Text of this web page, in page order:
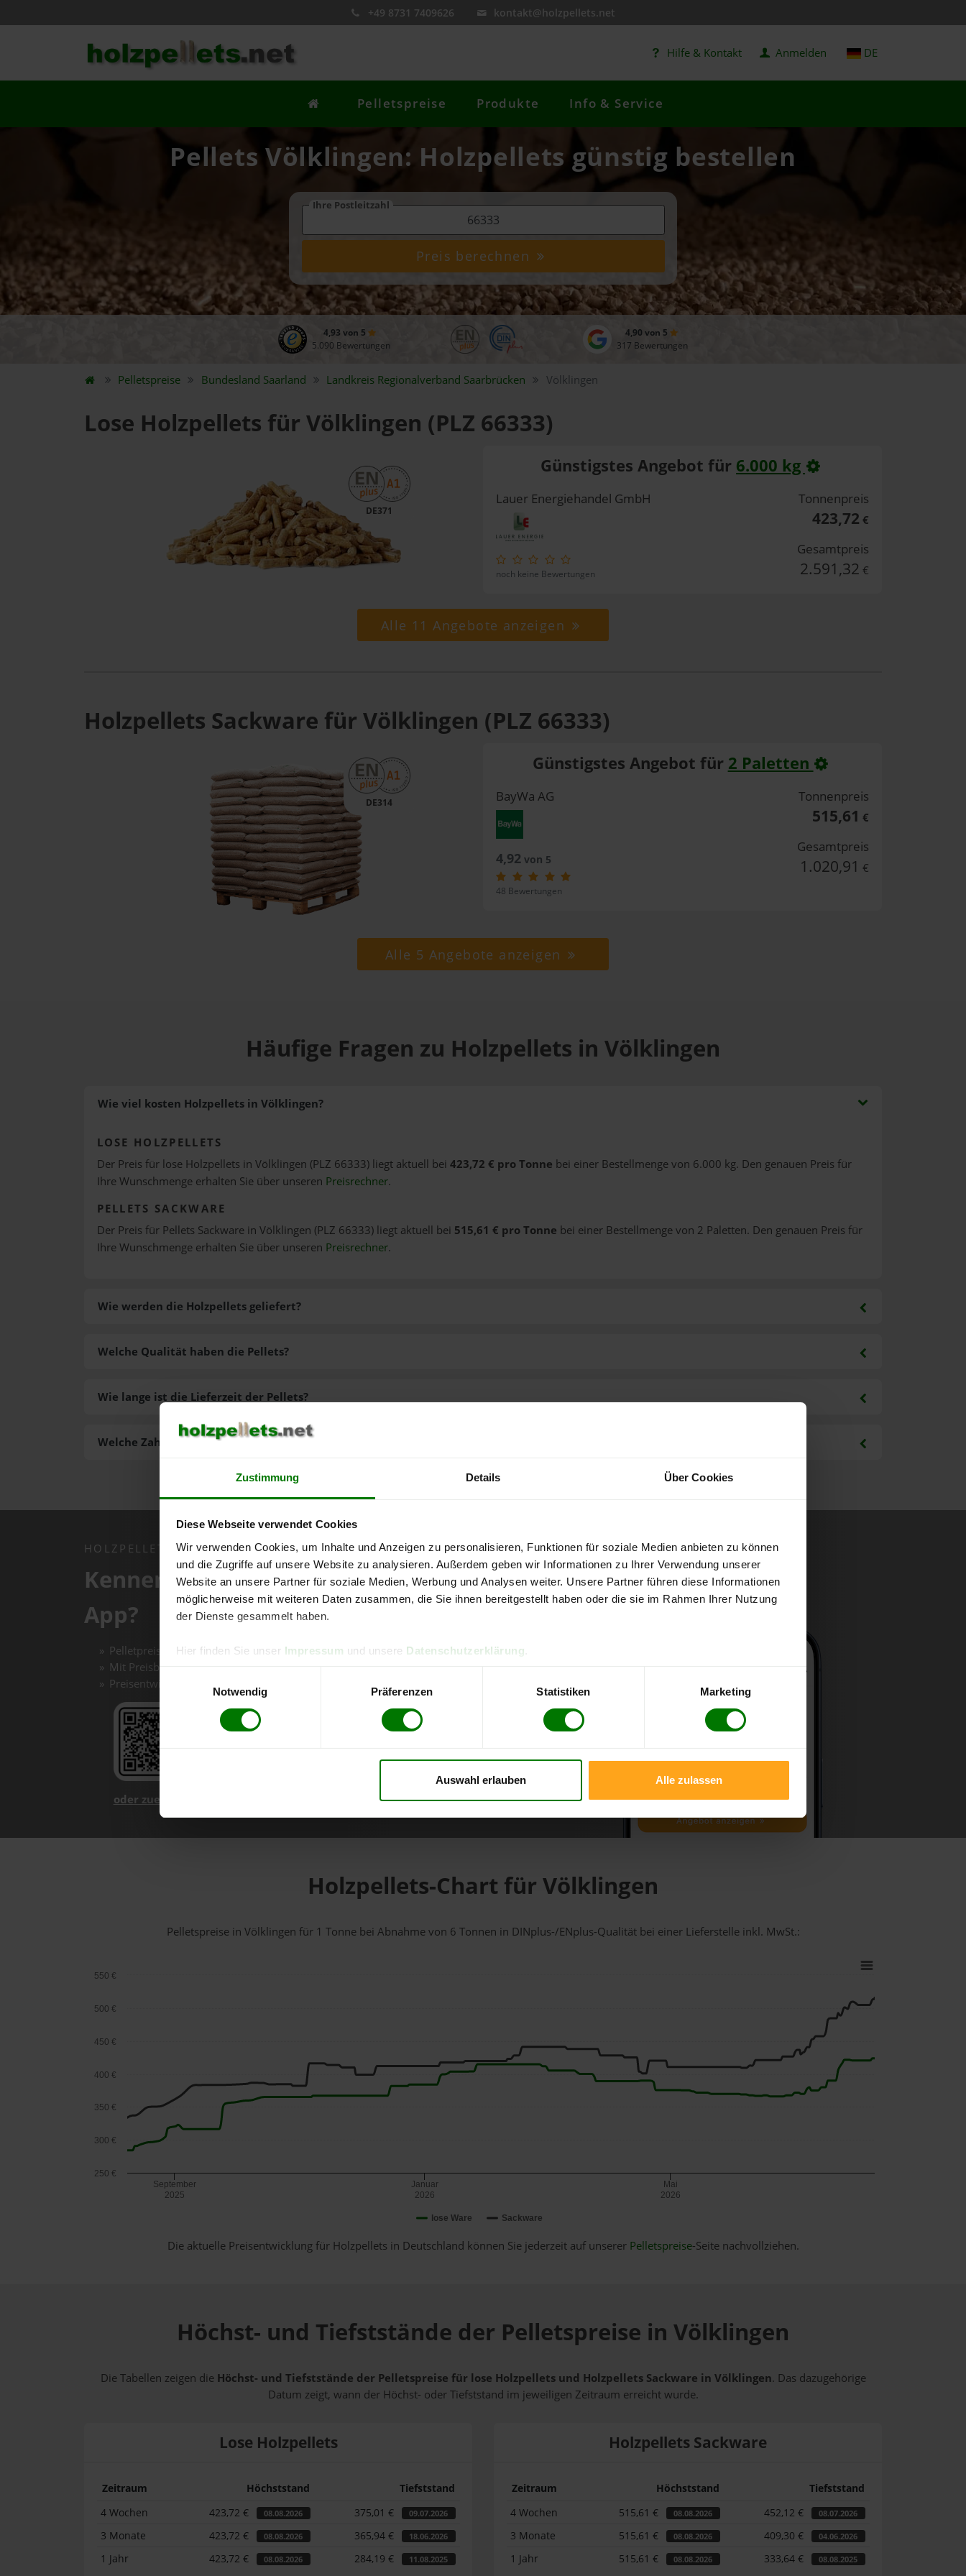
Zustimmung Details Über Cookies
Diese Webseite verwendet Cookies
Wir verwenden Cookies, um Inhalte und Anzeigen zu personalisieren, Funktionen für soziale Medien anbieten zu können
und die Zugriffe auf unsere Website zu analysieren. Außerdem geben wir Informationen zu Ihrer Verwendung unserer
Website an unsere Partner für soziale Medien, Werbung und Analysen weiter. Unsere Partner führen diese Informationen
möglicherweise mit weiteren Daten zusammen, die Sie ihnen bereitgestellt haben oder die sie im Rahmen Ihrer Nutzung
der Dienste gesammelt haben.
Hier finden Sie unser Impressum und unsere Datenschutzerklärung
Notwendig
Präferenzen Statistiken Marketing
Auswahl erlauben Alle zulassen
+49 8731 7409626 kontakt@holzpellets.net
Hilfe & Kontakt Anmelden DE
Pelletspreise Produkte Info & Service
Pellets Völklingen: Holzpellets günstig bestellen
Ihre Postleitzahl
Preis berechnen
4,93 von 5
5.090 Bewertungen
4,90 von 5
317 Bewertungen
Pelletspreise Bundesland Saarland Landkreis Regionalverband Saarbrücken Völklingen
Lose Holzpellets für Völklingen (PLZ 66333)
DE371
Günstigstes Angebot für 6.000 kg
Lauer Energiehandel GmbH
noch keine Bewertungen
Tonnenpreis
423,72 €
Gesamtpreis
2.591,32 €
Alle 11 Angebote anzeigen
Holzpellets Sackware für Völklingen (PLZ 66333)
DE314
Günstigstes Angebot für 2 Paletten
BayWa AG
4,92von 5
48 Bewertungen
Tonnenpreis
515,61 €
Gesamtpreis
1.020,91 €
Alle 5 Angebote anzeigen
Häufige Fragen zu Holzpellets in Völklingen
Wie viel kosten Holzpellets in Völklingen?
LOSE HOLZPELLETS
Der Preis für lose Holzpellets in Völklingen (PLZ 66333) liegt aktuell bei 423,72 € pro Tonne bei einer Bestellmenge von 6.000 kg. Den genauen Preis für
Ihre Wunschmenge erhalten Sie über unseren Preisrechner.
PELLETS SACKWARE
Der Preis für Pellets Sackware in Völklingen (PLZ 66333) liegt aktuell bei 515,61 € pro Tonne bei einer Bestellmenge von 2 Paletten. Den genauen Preis für
Ihre Wunschmenge erhalten Sie über unseren Preisrechner.
Wie werden die Holzpellets geliefert?
Welche Zahlungsarten gibt es?
Welche Qualität haben die Pellets?
Wie lange ist die Lieferzeit der Pellets?
HOLZPELLETS.NET APP
Kennen Sie schon unsere kostenlose
App?
Pelletpreise mit einem Klick vergleichen und direkt online bestellen
Mit Preisbenachrichtigungen immer auf dem aktuellen Stand
Preisentwicklungen im Chart einfach nachverfolgen
oder zuerst mehr über unsere App erfahren
Holzpellets-Chart für Völklingen
Pelletspreise in Völklingen für 1 Tonne bei Abnahmevon 6 Tonnen in DINplus-/ENplus-Qualität bei einer Lieferstelle inkl. MwSt.:
lose Ware Sackware
September
2025
Januar
2026
Mai
2026
250 €
300 €
350 €
400 €
450 €
500 €
550 €
Die aktuelle Preisentwicklung für Holzpellets in Deutschland können Sie jederzeit auf unserer Pelletspreise-Seite nachvollziehen.
Höchst- und Tiefststände der Pelletspreise in Völklingen
Die Tabellen zeigen die Höchst- und Tiefststände der Pelletspreise für lose Holzpellets und Holzpellets Sackware in Völklingen. Das dazugehörige
Datum zeigt, wann der Höchst- oder Tiefststand im jeweiligen Zeitraum erreicht wurde.
Lose Holzpellets
Zeitraum Höchststand
Tiefststand
4 Wochen
423,72 € 08.08.2026 375,01 € 09.07.2026
3 Monate 423,72 € 08.08.2026 365,94 € 18.06.2026
1 Jahr 423,72 € 08.08.2026 284,19 € 11.08.2025
Holzpellets Sackware
Zeitraum Höchststand
Tiefststand
4 Wochen
515,61 € 08.08.2026 452,12 € 08.07.2026
3 Monate 515,61 € 08.08.2026 409,30 € 04.06.2026
1 Jahr 515,61 € 08.08.2026 333,64 € 08.08.2025